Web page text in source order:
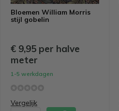
Bloemen William Morris
stijl gobelin
€ 9,95 per halve
meter
1-5 werkdagen
Vergelijk